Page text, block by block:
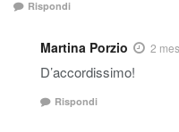
Rispondi
Martina Porzio 2
D’accordissimo!
Rispondi